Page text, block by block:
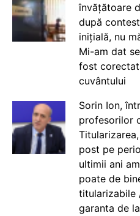
învățătoare
după
inițială, nu
Mi-am dat
fost
cuvântului
Sorin Ion,
profesorilor
post pe
ultimii ani
poate de
titularizabile
garanta de